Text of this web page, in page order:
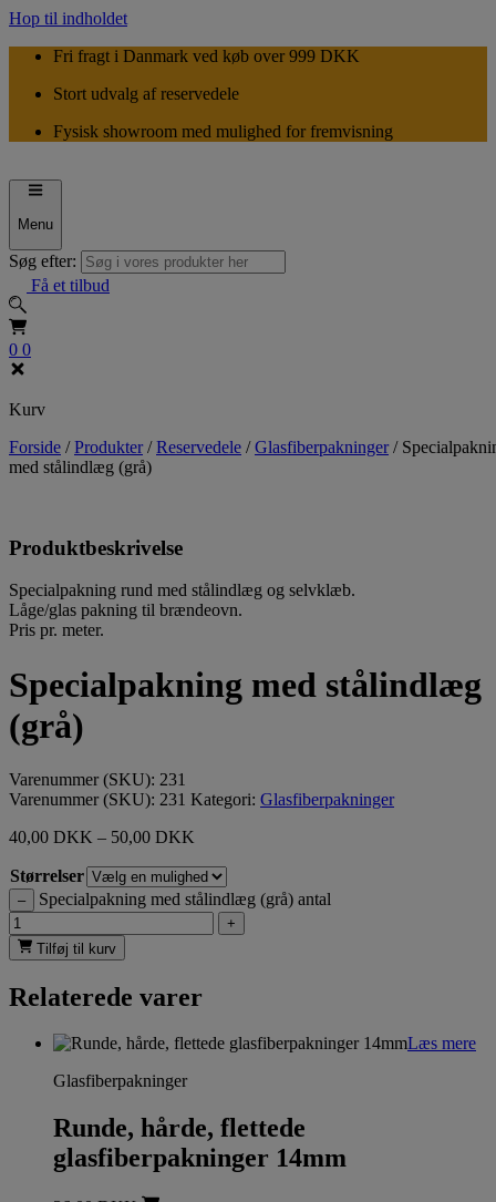
Hop til indholdet
Fri fragt i Danmark ved køb over 999 DKK
Stort udvalg af reservedele
Fysisk showroom med mulighed for fremvisning
Menu
Søg efter:
Få et tilbud
0 0
Kurv
Forside /Produkter /Reservedele /Glasfiberpakninger /
med stålindlæg (grå)
Produktbeskrivelse
Specialpakning rund med stålindlæg og selvklæb.
Låge/glas pakning til brændeovn.
Pris pr. meter.
Specialpakning med stålindlæg
(grå)
Varenummer (SKU): 231
Varenummer (SKU): 231 Kategori: Glasfiberpakninger
40,00 DKK – 50,00 DKK
Størrelser
– Specialpakning med stålindlæg (grå) antal
+
Tilføj til kurv
Relaterede varer
Læs mere
Glasfiberpakninger
Runde, hårde, flettede
glasfiberpakninger 14mm